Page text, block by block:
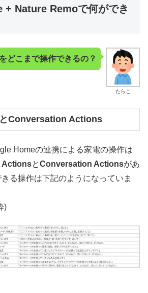
+ Nature Remoで何ができ
たらこ
どこまで操作できるの？
Conversation Actions
Homeの連携による家電の操作は
ActionsとConversation Actionsがあ
る操作は下記のようになっていま
)